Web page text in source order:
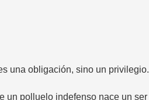
una obligación, sino un privilegio.
un polluelo indefenso nace un ser